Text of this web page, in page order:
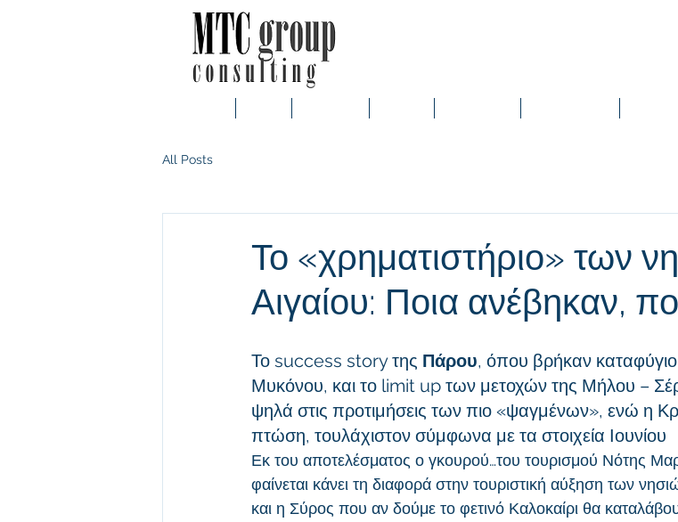
All Posts
Το «χρηματιστήριο» των
Αιγαίου: Ποια ανέβηκαν,
Το success story της Πάρου, όπου βρήκαν
Μυκόνου, και το limit up των μετοχών της Μήλου –
ψηλά στις προτιμήσεις των πιο «ψαγμένων», ενώ η
πτώση, τουλάχιστον σύμφωνα με τα στοιχεία Ιουνίου
Εκ του αποτελέσματος ο γκουρού…του τουρισμού Νότης
φαίνεται κάνει τη διαφορά στην τουριστική αύξηση των
και η Σύρος που αν δούμε το φετινό Καλοκαίρι θα